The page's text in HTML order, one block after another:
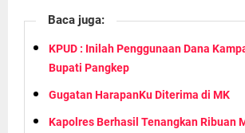
Baca juga:
KPUD : Inilah Penggunaan Dana
Bupati Pangkep
Gugatan HarapanKu Diterima di MK
Kapolres Berhasil Tenangkan Ribuan